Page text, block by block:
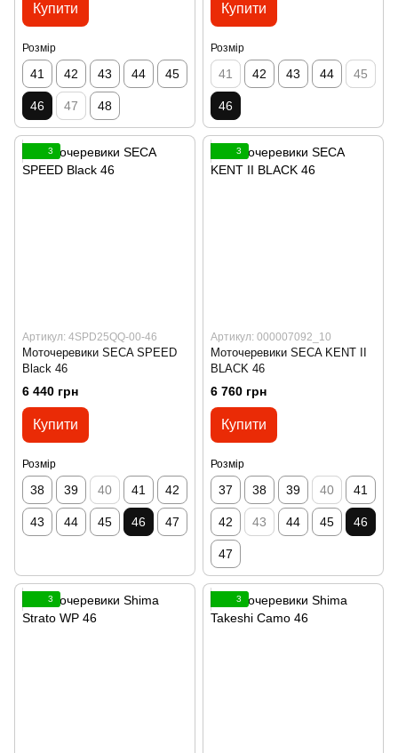
Купити
Розмір
41 42 43 44 45
46 47 48
Купити
Розмір
41 42 43 44 45
46
3
Артикул: 4SPD25QQ-00-46
Моточеревики SECA SPEED
Black 46
6 440 грн
Купити
Розмір
38 39 40 41 42
43 44 45 46 47
3
Артикул: 000007092_10
Моточеревики SECA KENT II
BLACK 46
6 760 грн
Купити
Розмір
37 38 39 40 41
42 43 44 45 46
47
3 3